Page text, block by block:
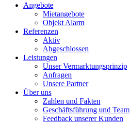
Angebote
Mietangebote
Objekt Alarm
Referenzen
Aktiv
Abgeschlossen
Leistungen
Unser Vermarktungsprinzip
Anfragen
Unsere Partner
Über uns
Zahlen und Fakten
Geschäftsführung und Team
Feedback unserer Kunden